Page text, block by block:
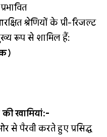
श्रेणियों के प्री-रिजल्ट
रूप से शामिल हैं:
खामियां:-
से पैरवी करते हुए प्रसिद्ध